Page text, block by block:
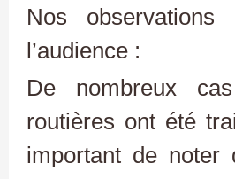
Nos
l’audience :
De nombreux
routières ont été
important de noter